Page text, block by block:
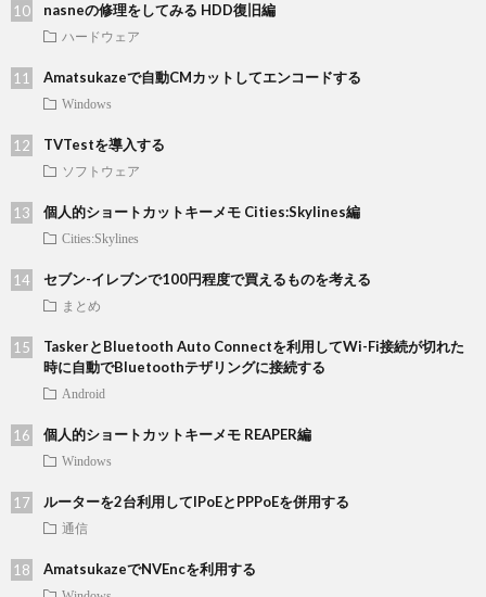
nasneの修理をしてみる HDD復旧編
ハードウェア
Amatsukazeで自動CMカットしてエンコードする
Windows
TVTestを導入する
ソフトウェア
個人的ショートカットキーメモ Cities:Skylines編
Cities:Skylines
セブン-イレブンで100円程度で買えるものを考える
まとめ
TaskerとBluetooth Auto Connectを利用してWi-Fi接続が切れた
時に自動でBluetoothテザリングに接続する
Android
個人的ショートカットキーメモ REAPER編
Windows
ルーターを2台利用してIPoEとPPPoEを併用する
通信
AmatsukazeでNVEncを利用する